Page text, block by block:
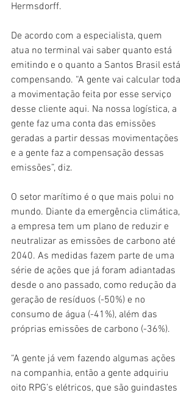
Hermsdorff.
De acordo com a especialista, quem
atua no terminal vai saber quanto está
emitindo e o quanto a Santos Brasil está
compensando. “A gente vai calcular toda
a movimentação feita por esse serviço
desse cliente aqui. Na nossa logística, a
gente faz uma conta das emissões
geradas a partir dessas movimentações
e a gente faz a compensação dessas
emissões”, diz.
O setor marítimo é o que mais polui no
mundo. Diante da emergência climática,
a empresa tem um plano de reduzir e
neutralizar as emissões de carbono até
2040. As medidas fazem parte de uma
série de ações que já foram adiantadas
desde o ano passado, como redução da
geração de resíduos (-50%) e no
consumo de água (-41%), além das
próprias emissões de carbono (-36%).
“A gente já vem fazendo algumas ações
na companhia, então a gente adquiriu
oito RPG’s elétricos, que são guindastes